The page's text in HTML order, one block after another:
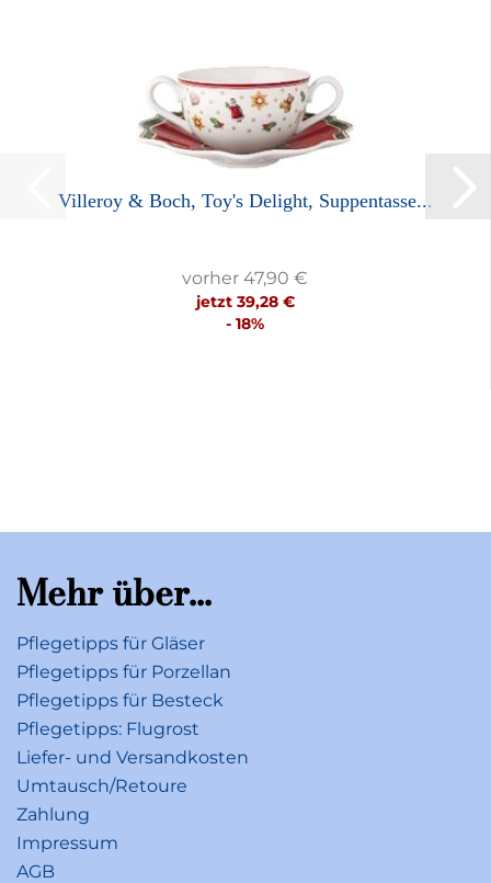
Villeroy & Boch, Toy's Delight, Suppentasse...
vorher 47,90 €
jetzt 39,28 €
- 18%
Mehr über...
Pflegetipps für Gläser
Pflegetipps für Porzellan
Pflegetipps für Besteck
Pflegetipps: Flugrost
Liefer- und Versandkosten
Umtausch/Retoure
Zahlung
Impressum
AGB